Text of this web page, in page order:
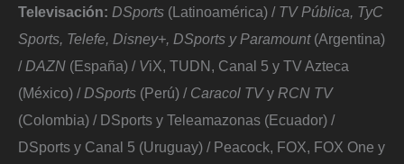
Televisación: DSports (Latinoamérica) /TV Pública, TyC
Sports, Telefe, Disney+, DSports y Paramount(Argentina)
/ DAZN (España) / ViX, TUDN, Canal 5 y TV Azteca
(México) / DSports (Perú) / Caracol TVy RCN TV
(Colombia) / DSports y Teleamazonas (Ecuador) /
DSports y Canal 5 (Uruguay) / Peacock, FOX, FOX One y